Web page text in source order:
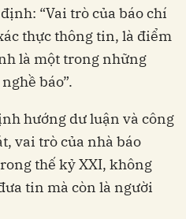
“Vai trò của báo chí
thực thông tin, là điểm
là một trong những
báo”.
hướng dư luận và công
vai trò của nhà báo
thế kỷ XXI, không
tin mà còn là người